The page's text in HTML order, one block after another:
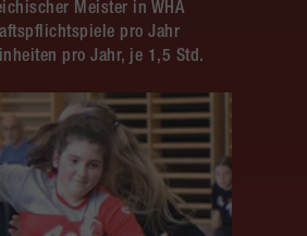
Meister in WHA
pro Jahr
pro Jahr, je 1,5 Std.